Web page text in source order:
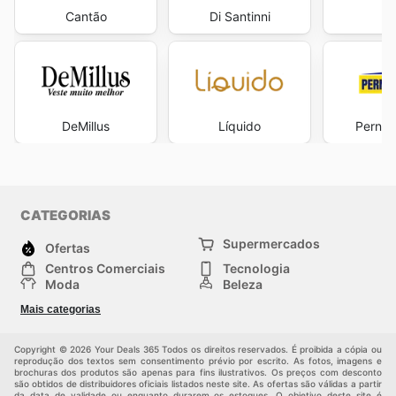
estará investindo em qualidade, estilo e, acima de tudo,
em economia. A Marisa se dedica a proporcionar uma
descoberta de novas peças e a satisfação com as
promoções caminham lado a lado. Visite Marisa's
website today to explore the best deals and start
saving now.
Cantão
DeMillus
Di Santinni
Líquido
CATEGORIAS
Ofertas
Supermercados
Centros Comerciais
Tecnologia
Moda
Beleza
Construção e jardinagem
Mais categorias
Copyright © 2026 Your Deals 365 Todos os direitos reservados. É proibida a cópia ou
reprodução dos textos sem consentimento prévio por escrito. As fotos, imagens e
brochuras dos produtos são apenas para fins ilustrativos. Os preços com desconto
são obtidos de distribuidores oficiais listados neste site. As ofertas são válidas a partir